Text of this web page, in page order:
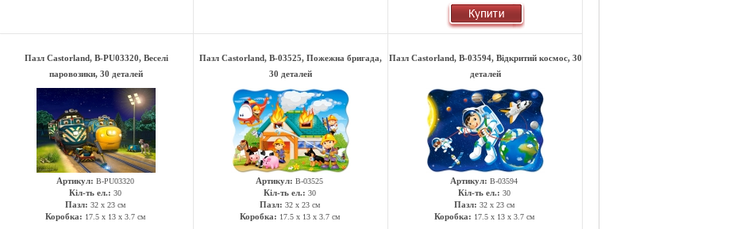
Пазл Castorland, B-РU03320, Веселі
паровозики, 30 деталей
Артикул: B-РU03320
Кіл-ть ел.: 30
Пазл: 32 x 23 см
Коробка: 17.5 x 13 x 3.7 см
Пазл Castorland, B-03525, Пожежна бригада,
30 деталей
Артикул: B-03525
Кіл-ть ел.: 30
Пазл: 32 x 23 см
Коробка: 17.5 x 13 x 3.7 см
Пазл Castorland, B-03594, Відкритий космос, 30
деталей
Артикул: B-03594
Кіл-ть ел.: 30
Пазл: 32 x 23 см
Коробка: 17.5 x 13 x 3.7 см